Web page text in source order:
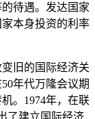
待遇。发达国家
本身投资的利率
旧的国际经济关
年代万隆会议期
。1974年，在联
了建立国际经济